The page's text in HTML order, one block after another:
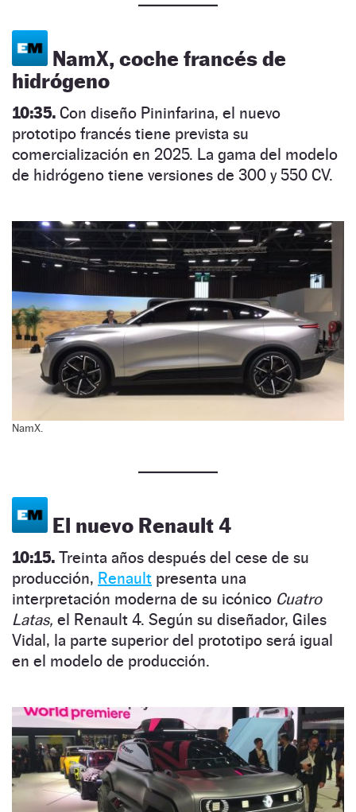
NamX, coche francés de
hidrógeno
10:35. Con diseño Pininfarina, el nuevo
prototipo francés tiene prevista su
comercialización en 2025. La gama del modelo
de hidrógeno tiene versiones de 300 y 550 CV.
NamX.
El nuevo Renault 4
10:15. Treinta años después del cese de su
producción, Renault presenta una
interpretación moderna de su icónico Cuatro
Latas, el Renault 4. Según su diseñador, Giles
Vidal, la parte superior del prototipo será igual
en el modelo de producción.